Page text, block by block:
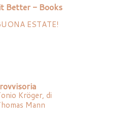
Better - Books
ESTATE!
Kröger, di
Mann